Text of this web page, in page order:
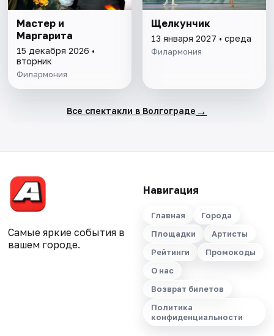
Мастер и
Маргарита
15 декабря 2026 •
вторник
Филармония
Щелкунчик
13 января 2027 • среда
Филармония
Все спектакли в Волгограде →
Самые яркие события в
вашем городе.
Навигация
Главная
Города
Площадки
Артисты
Рейтинги
Промокоды
О нас
Возврат билетов
Политика
конфиденциальности